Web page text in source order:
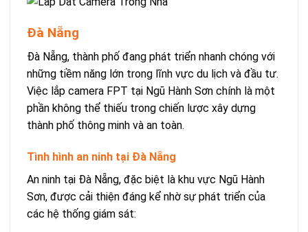
Đà Nẵng
Đà Nẵng, thành phố đang phát triển nhanh chóng với
những tiềm năng lớn trong lĩnh vực du lịch và đầu tư.
Việc lắp camera FPT tại Ngũ Hành Sơn chính là một
phần không thể thiếu trong chiến lược xây dựng
thành phố thông minh và an toàn.
Tình hình an ninh tại Đà Nẵng
An ninh tại Đà Nẵng, đặc biệt là khu vực Ngũ Hành
Sơn, được cải thiện đáng kể nhờ sự phát triển của
các hệ thống giám sát: